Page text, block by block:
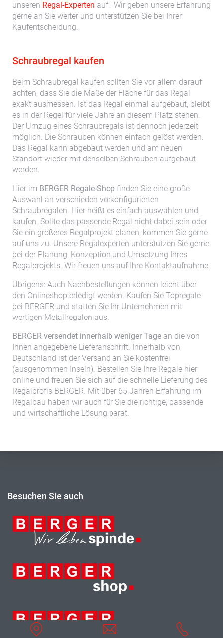
unseren Regal-Experten auf . Wir geben unsere Erfahrung
gerne an Sie weiter und unterstützen Sie bei Ihrer
Kaufentscheidung.
Schraubregal kaufen
Beim Schraubregal kaufen sollten Sie vor allem darauf
achten, dass Sie die Maße der Fläche für das Regal
exakt ausmessen. Ist das Regal einmal aufgebaut, bleibt
es in der Regel für viele Jahre an diesem Platz stehen.
Der Umzug eines Schraubregals ist dennoch jederzeit
möglich. Die Schrauben können einfach gelöst werden.
Das Regal kann abgebaut werden und am neuen
Standort wieder mit denselben Schrauben aufgebaut
werden.
Hier im BERGER Regale-Shop finden Sie eine große
Auswahl an verschieden vorkonfigurierten
Schraubregalen. Hier heißt es einfach auswählen und
kaufen. Sollte das passende Regal nicht dabei sein oder
Sie ein größeres Regalprojekt planen, kommen Sie gerne
auf uns zu. Unsere Regalexperten unterstützen Sie gerne
bei der Planung, Konzeption und Umsetzung Ihres
Regalprojekts. Wir freuen uns auf Ihre Kontaktaufnahme.
Übrigens: Auch Nachbestellungen können leicht über
den Onlineshop erledigt werden. Kaufen Sie Topregale
bei BERGER und statten Sie Ihr Unternehmen mit
wertigen Metallregalen aus.
BERGER versendet innerhalb weniger Tage an die von
Ihnen angegebene Lieferanschrift. Innerhalb von
Deutschland ist der Versand an Sie kostenfrei
(ausgenommen Inseln). Bestellen Sie Ihre Regale hier
online und freuen Sie sich auf die schnelle Lieferung des
Regalprofis BERGER. Mit über 65 Jahren Erfahrung im
Regalbau haben wir auch für Sie die richtige, passende
und wirtschaftliche Lösung parat.
Besuchen Sie auch